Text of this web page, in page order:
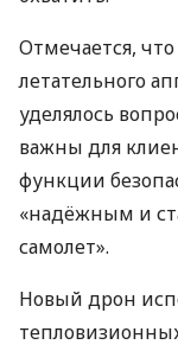
Отмечается,
летательного
уделялось
важны для
функции
«надёжным и
самолет».
Новый дрон